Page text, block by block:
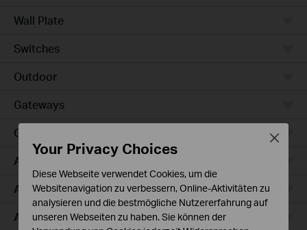
Wall Plate
Switches
Outdoor
Gateways
Campus
Access Max
Aggregation
Access Plus
Your Privacy Choices
Diese Webseite verwendet Cookies, um die
Websitenavigation zu verbessern, Online-Aktivitäten zu
analysieren und die bestmögliche Nutzererfahrung auf
unseren Webseiten zu haben. Sie können der
Close